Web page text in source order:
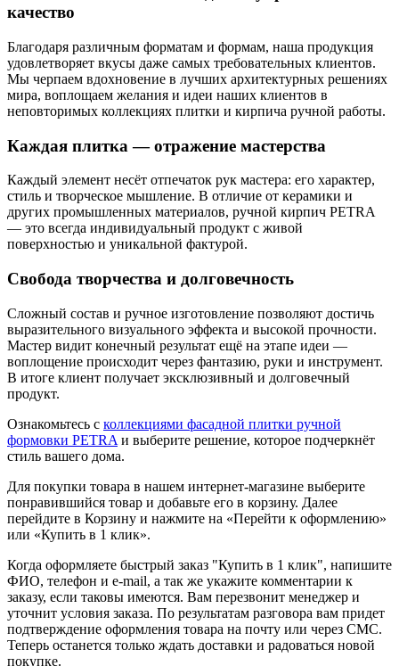
качество
Благодаря различным форматам и формам, наша продукция
удовлетворяет вкусы даже самых требовательных клиентов.
Мы черпаем вдохновение в лучших архитектурных решениях
мира, воплощаем желания и идеи наших клиентов в
неповторимых коллекциях плитки и кирпича ручной работы.
Каждая плитка — отражение мастерства
Каждый элемент несёт отпечаток рук мастера: его характер,
стиль и творческое мышление. В отличие от керамики и
других промышленных материалов, ручной кирпич PETRA
— это всегда индивидуальный продукт с живой
поверхностью и уникальной фактурой.
Свобода творчества и долговечность
Сложный состав и ручное изготовление позволяют достичь
выразительного визуального эффекта и высокой прочности.
Мастер видит конечный результат ещё на этапе идеи —
воплощение происходит через фантазию, руки и инструмент.
В итоге клиент получает эксклюзивный и долговечный
продукт.
Ознакомьтесь с коллекциями фасадной плитки ручной
формовки PETRA и выберите решение, которое подчеркнёт
стиль вашего дома.
Для покупки товара в нашем интернет-магазине выберите
понравившийся товар и добавьте его в корзину. Далее
перейдите в Корзину и нажмите на «Перейти к оформлению»
или «Купить в 1 клик».
Когда оформляете быстрый заказ "Купить в 1 клик", напишите
ФИО, телефон и e-mail, а так же укажите комментарии к
заказу, если таковы имеются. Вам перезвонит менеджер и
уточнит условия заказа. По результатам разговора вам придет
подтверждение оформления товара на почту или через СМС.
Теперь останется только ждать доставки и радоваться новой
покупке.